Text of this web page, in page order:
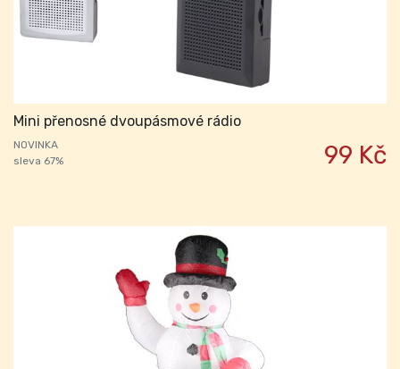
Mini přenosné dvoupásmové rádio
NOVINKA
sleva 67%
99 Kč